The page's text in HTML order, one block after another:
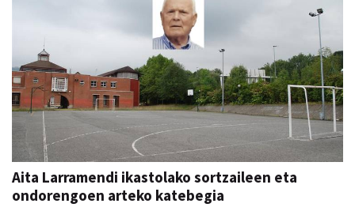
Aita Larramendi ikastolako sortzaileen eta
ondorengoen arteko katebegia